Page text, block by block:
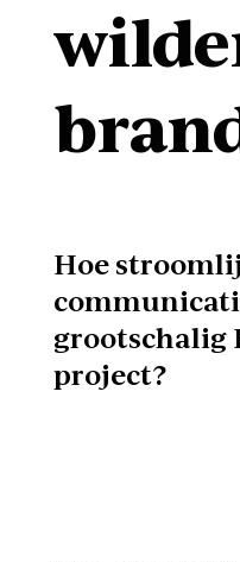
Hoe
grootschalig
project?